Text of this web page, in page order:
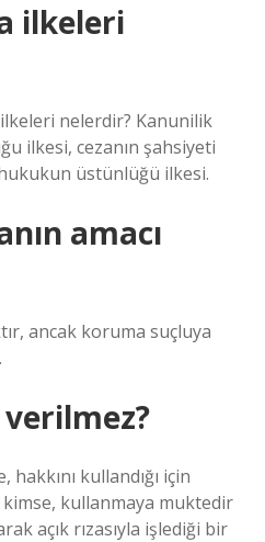
ilkeleri
nelerdir? Kanunilik
ilkesi, cezanın şahsiyeti
üstünlüğü ilkesi.
amacı
ancak koruma suçluya
hakkını kullandığı için
kimse, kullanmaya muktedir
açık rızasıyla işlediği bir